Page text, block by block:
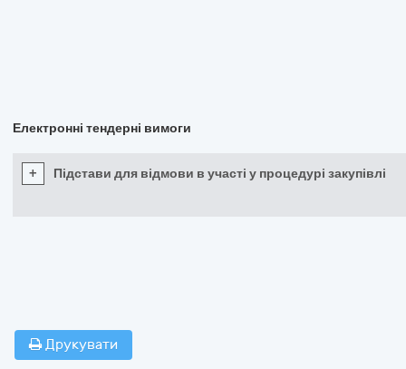
Електронні тендерні вимоги
+ Підстави для відмови в участі у процедурі закупівлі
Друкувати